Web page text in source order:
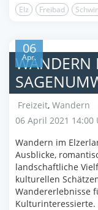
Elz Freibad
06
Apr.
WANDERN
Freizeit, Wandern
06 April 2021 14:00
Wandern im
Ausblicke,
landschaftliche
kulturellen
Wandererlebnisse
Kulturinteressierte.